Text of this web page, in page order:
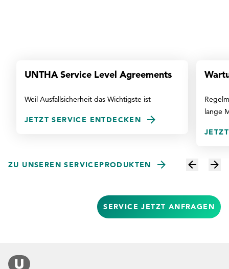
UNTHA Service Level Agreements
Weil Ausfallsicherheit das Wichtigste ist
JETZT SERVICE ENTDECKEN
lange
ZU UNSEREN SERVICEPRODUKTEN
SERVICE JETZT ANFRAGEN